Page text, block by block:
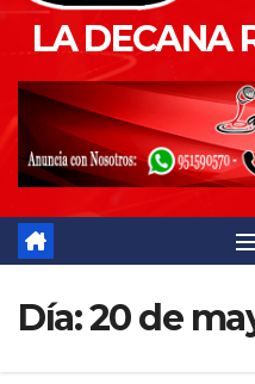
LA DECANA
Día:20 de